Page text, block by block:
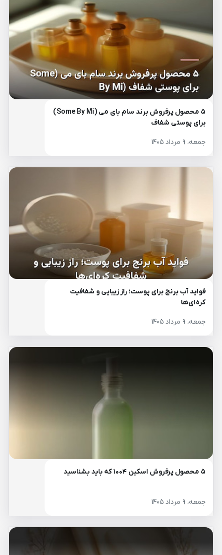
۵ محصول پرفروش برند سام بای می (Some By Mi)
برای پوستی شفاف
جمعه، ۹ مرداد ۱۴۰۵
فواید آب برنج برای پوست؛ راز زیبایی و شفافیت
کره‌ای‌ها
جمعه، ۹ مرداد ۱۴۰۵
۵ محصول پرفروش اسکین ۱۰۰۴ که باید بشناسید
جمعه، ۹ مرداد ۱۴۰۵